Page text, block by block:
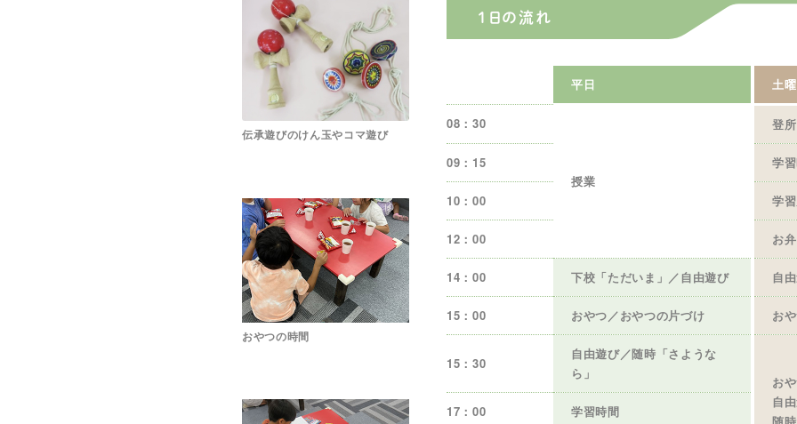
1日の流れ
平日 土
08：30
授業
登
09：15 学
10：00 学
12：00 お
14：00 下校「ただいま」／自由遊び 自
15：00 おやつ／おやつの片づけ お
15：30
自由遊び／随時「さような
ら」
お
自
17：00 学習時間
伝承遊びのけん玉やコマ遊び
おやつの時間